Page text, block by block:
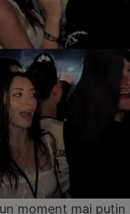
moment mai puțin